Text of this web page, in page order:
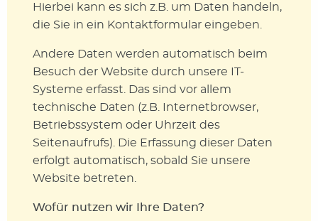
Hierbei kann es sich z.B. um Daten handeln,
die Sie in ein Kontaktformular eingeben.
Andere Daten werden automatisch beim
Besuch der Website durch unsere IT-
Systeme erfasst. Das sind vor allem
technische Daten (z.B. Internetbrowser,
Betriebssystem oder Uhrzeit des
Seitenaufrufs). Die Erfassung dieser Daten
erfolgt automatisch, sobald Sie unsere
Website betreten.
Wofür nutzen wir Ihre Daten?